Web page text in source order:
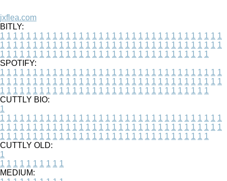
jxflea.com
BITLY:
1 1 1 1 1 1 1 1 1 1 1 1 1 1 1 1 1 1 1 1 1 1 1 1 1 1 1 1 1 1 1 1 1 1
1 1 1 1 1 1 1 1 1 1 1 1 1 1 1 1 1 1 1 1 1 1 1 1 1 1 1 1 1 1 1 1 1 1
1 1 1 1 1 1 1 1 1 1 1 1 1 1 1 1 1 1 1 1 1 1 1 1 1 1 1 1 1 1 1 1
SPOTIFY:
1 1 1 1 1 1 1 1 1 1 1 1 1 1 1 1 1 1 1 1 1 1 1 1 1 1 1 1 1 1 1 1 1 1
1 1 1 1 1 1 1 1 1 1 1 1 1 1 1 1 1 1 1 1 1 1 1 1 1 1 1 1 1 1 1 1 1 1
1 1 1 1 1 1 1 1 1 1 1 1 1 1 1 1 1 1 1 1 1 1 1 1 1 1 1 1 1 1 1 1
CUTTLY BIO:
1
1 1 1 1 1 1 1 1 1 1 1 1 1 1 1 1 1 1 1 1 1 1 1 1 1 1 1 1 1 1 1 1 1 1
1 1 1 1 1 1 1 1 1 1 1 1 1 1 1 1 1 1 1 1 1 1 1 1 1 1 1 1 1 1 1 1 1 1
1 1 1 1 1 1 1 1 1 1 1 1 1 1 1 1 1 1 1 1 1 1 1 1 1 1 1 1 1 1 1 1
CUTTLY OLD:
1
1 1 1 1 1 1 1 1 1 1
MEDIUM: